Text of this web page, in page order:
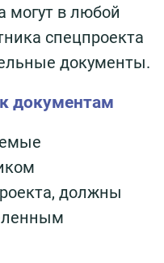
могут в любой
спецпроекта
документы.
документам
должны